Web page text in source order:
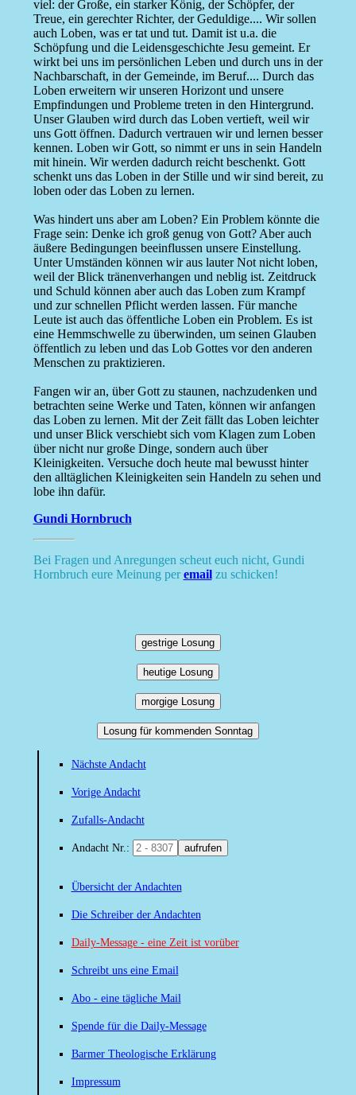
viel: der Große, ein starker König, der Schöpfer, der
Treue, ein gerechter Richter, der Geduldige.... Wir sollen
auch Loben, was er tat und tut. Damit ist u.a. die
Schöpfung und die Leidensgeschichte Jesu gemeint. Er
wirkt bei uns im persönlichen Leben und durch uns in der
Nachbarschaft, in der Gemeinde, im Beruf.... Durch das
Loben erweitern wir unseren Horizont und unsere
Empfindungen und Probleme treten in den Hintergrund.
Unser Glauben wird durch das Loben vertieft, weil wir
uns Gott öffnen. Dadurch vertrauen wir und lernen besser
kennen. Loben wir Gott, so nimmt er uns in sein Handeln
mit hinein. Wir werden dadurch reicht beschenkt. Gott
schenkt uns das Loben in der Stille und wir sind bereit, zu
loben oder das Loben zu lernen.
Was hindert uns aber am Loben? Ein Problem könnte die
Frage sein: Denke ich groß genug von Gott? Aber auch
äußere Bedingungen beeinflussen unsere Einstellung.
Unter Umständen können wir aus lauter Not nicht loben,
weil der Blick tränenverhangen und neblig ist. Zeitdruck
und Schuld können aber auch das Loben zum Krampf
und zur schnellen Pflicht werden lassen. Für manche
Leute ist auch das öffentliche Loben ein Problem. Es ist
eine Hemmschwelle zu überwinden, um seinen Glauben
öffentlich zu leben und das Lob Gottes vor den anderen
Menschen zu praktizieren.
Fangen wir an, über Gott zu staunen, nachzudenken und
betrachten seine Werke und Taten, können wir anfangen
das Loben zu lernen. Mit der Zeit fällt das Loben leichter
und unser Blick verschiebt sich vom Klagen zum Loben
über nicht nur große Dinge, sondern auch über
Kleinigkeiten. Versuche doch heute mal bewusst hinter
den alltäglichen Kleinigkeiten sein Handeln zu sehen und
lobe ihn dafür.
Gundi Hornbruch
Bei Fragen und Anregungen scheut euch nicht, Gundi
Hornbruch eure Meinung peremailzu schicken!
gestrige Losung
heutige Losung
morgige Losung
Losung für kommenden Sonntag
Nächste Andacht
Vorige Andacht
Zufalls-Andacht
Andacht Nr.: aufrufen
Übersicht der Andachten
Die Schreiber der Andachten
Daily-Message - eine Zeit ist vorüber
Schreibt uns eine Email
Abo - eine tägliche Mail
Spende für die Daily-Message
Barmer Theologische Erklärung
Impressum